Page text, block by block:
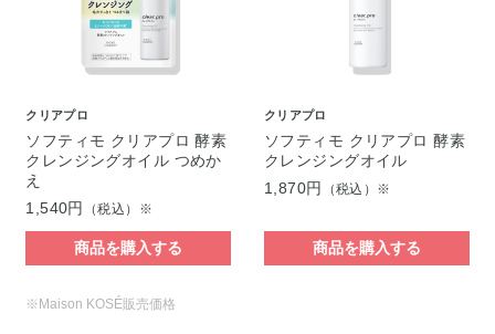
クリアプロ
ソフティモ クリアプロ 酵素
クレンジングオイル つめか
え
1,540円
（税込）※
商品を購入する
クリアプロ
ソフティモ クリアプロ 酵素
クレンジングオイル
1,870円
（税込）※
商品を購入する
※Maison KOSÉ販売価格